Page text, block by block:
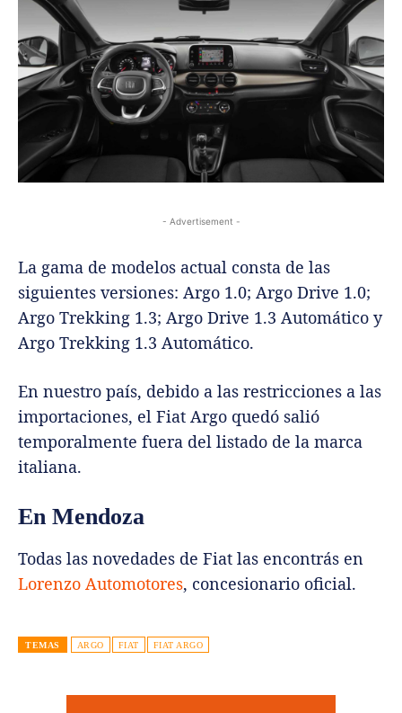
- Advertisement -
La gama de modelos actual consta de las
siguientes versiones: Argo 1.0; Argo Drive 1.0;
Argo Trekking 1.3; Argo Drive 1.3 Automático y
Argo Trekking 1.3 Automático.
En nuestro país, debido a las restricciones a las
importaciones, el Fiat Argo quedó salió
temporalmente fuera del listado de la marca
italiana.
En Mendoza
Todas las novedades de Fiat las encontrás en
Lorenzo Automotores, concesionario oficial.
TEMAS ARGO FIAT FIAT ARGO